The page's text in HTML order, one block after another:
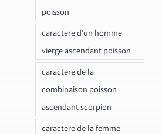
poisson
caractere d'un homme
vierge ascendant poisson
caractere de la
combinaison poisson
ascendant scorpion
caractere de la femme